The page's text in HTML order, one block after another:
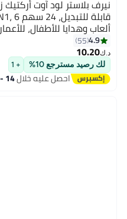
ألعاب وهدايا للأطفال، للأعمار 8 وما
4.9
55
د.ك‏10.20
لك رصيد مسترجع 10% + 1
احصل عليه خلال14 - 15 اغسطس